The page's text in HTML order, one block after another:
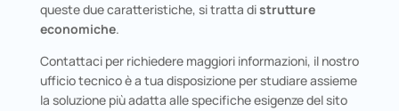
queste due caratteristiche, si tratta distrutture
economiche.
Contattaci per richiedere maggiori informazioni, il nostro
ufficio tecnico è a tua disposizione per studiare assieme
la soluzione più adatta alle specifiche esigenze del sito